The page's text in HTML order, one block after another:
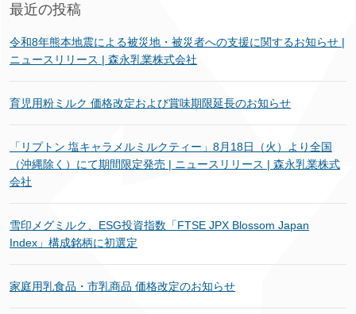
最近の投稿
令和8年熊本地震による被災地・被災者への支援に関するお知らせ |
ニュースリリース | 森永乳業株式会社
育児用粉ミルク 価格改定および賞味期限延長のお知らせ
「リプトン 塩キャラメルミルクティー」8月18日（火）より全国
（沖縄除く）にて期間限定発売 | ニュースリリース | 森永乳業株式
会社
雪印メグミルク、ESG投資指数「FTSE JPX Blossom Japan
Index」構成銘柄に初選定
家庭用乳食品・市乳商品 価格改定のお知らせ